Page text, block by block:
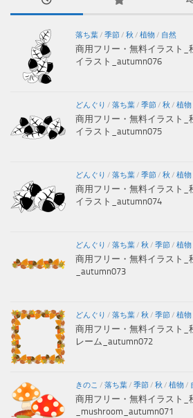
落ち葉/ 季節/ 秋 / 植物/ 自然
商用フリー・無料イラスト
イラスト_autumn076
どんぐり / 落ち葉/ 季節/ 秋 / 植物
商用フリー・無料イラスト
イラスト_autumn075
どんぐり / 落ち葉/ 季節/ 秋 / 植物
商用フリー・無料イラスト
イラスト_autumn074
どんぐり / 落ち葉/ 秋 / 季節/ 植物
商用フリー・無料イラスト_
_autumn073
どんぐり / 落ち葉/ 秋 / 季節/ 植物
商用フリー・無料イラスト_
レーム_autumn072
きのこ / 落ち葉/ 季節/ 秋 / 植物/
商用フリー・無料イラスト_
_mushroom_autumn071